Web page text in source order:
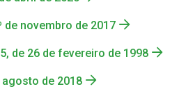
de novembro de 2017
de 26 de fevereiro de 1998
agosto de 2018